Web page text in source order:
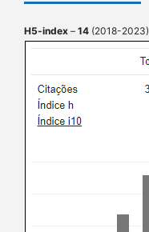
H5-index – 14 (2018-2023)